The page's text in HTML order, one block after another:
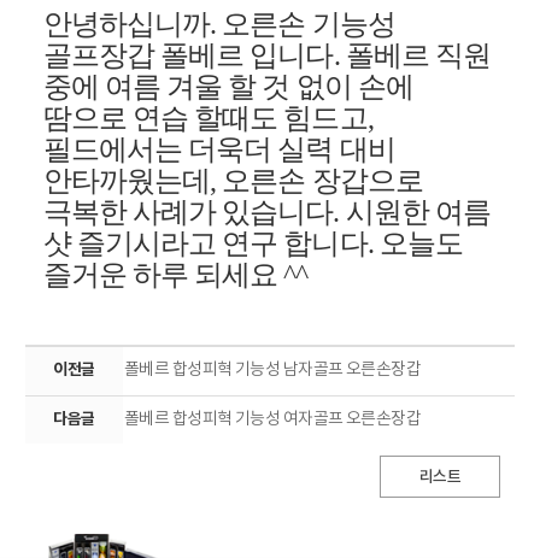
안녕하십니까. 오른손 기능성
골프장갑폴베르 입니다. 폴베르 직원
중에 여름 겨울 할 것 없이 손에
땀으로 연습 할때도 힘드고,
필드에서는 더욱더 실력 대비
안타까웠는데 , 오른손 장갑으로
극복한 사례가 있습니다. 시원한 여름
샷 즐기시라고 연구 합니다. 오늘도
즐거운 하루 되세요^^
이전글 폴베르 합성피혁 기능성 남자골프 오른손장갑
다음글 폴베르 합성피혁 기능성 여자골프 오른손장갑
리스트